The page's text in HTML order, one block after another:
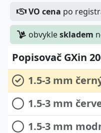
VO cena po
obvykleskladem
Popisovač GXin
1.5-3 mm
1.5-3 mm
1.5-3 mm